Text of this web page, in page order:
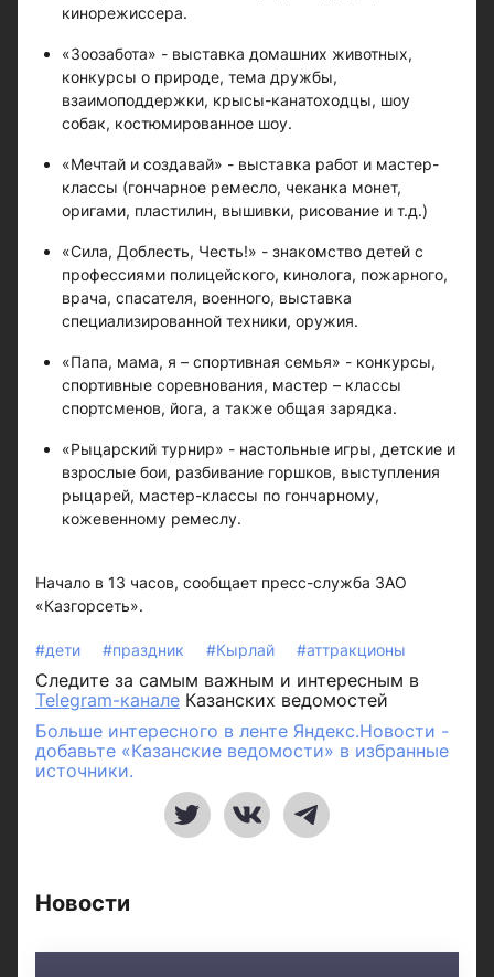
кинорежиссера.
«Зоозабота» - выставка домашних животных,
конкурсы о природе, тема дружбы,
взаимоподдержки, крысы-канатоходцы, шоу
собак, костюмированное шоу.
«Мечтай и создавай» - выставка работ и мастер-
классы (гончарное ремесло, чеканка монет,
оригами, пластилин, вышивки, рисование и т.д.)
«Сила, Доблесть, Честь!» - знакомство детей с
профессиями полицейского, кинолога, пожарного,
врача, спасателя, военного, выставка
специализированной техники, оружия.
«Папа, мама, я – спортивная семья» - конкурсы,
спортивные соревнования, мастер – классы
спортсменов, йога, а также общая зарядка.
«Рыцарский турнир» - настольные игры, детские и
взрослые бои, разбивание горшков, выступления
рыцарей, мастер-классы по гончарному,
кожевенному ремеслу.
Начало в 13 часов, сообщает пресс-служба ЗАО
«Казгорсеть».
#дети #праздник #Кырлай #аттракционы
Следите за самым важным и интересным в
Telegram-канале Казанских ведомостей
Больше интересного в ленте Яндекс.Новости -
добавьте «Казанские ведомости» в избранные
источники.
Новости